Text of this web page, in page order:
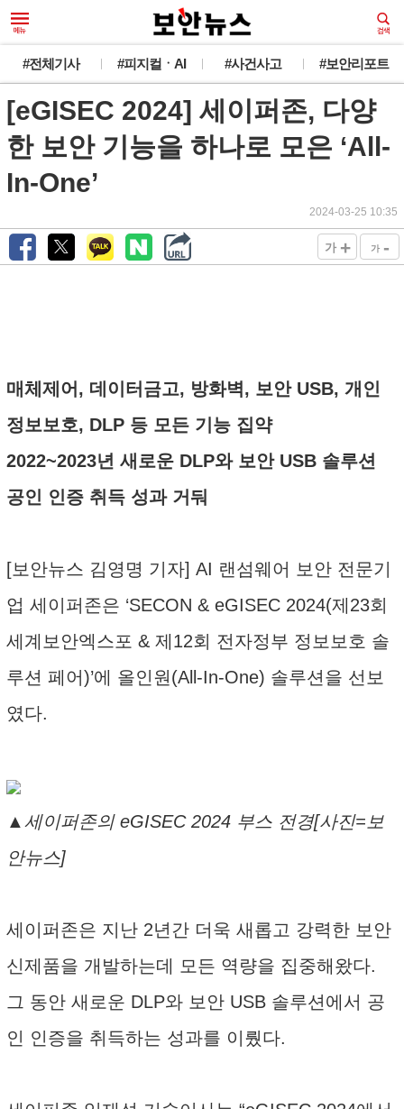
#전체기사 #피지컬ㆍAI #사건사고 #보안리포트
[eGISEC 2024] 세이퍼존, 다양
한 보안 기능을 하나로 모은 ‘All-
In-One’
2024-03-25 10:35
가 + 가 -
매체제어, 데이터금고, 방화벽, 보안 USB, 개인
정보보호, DLP 등 모든 기능 집약
2022~2023년 새로운 DLP와 보안 USB 솔루션
공인 인증 취득 성과 거둬
[보안뉴스 김영명 기자] AI 랜섬웨어 보안 전문기
업 세이퍼존은 ‘SECON & eGISEC 2024(제23회
세계보안엑스포 & 제12회 전자정부 정보보호 솔
루션 페어)’에 올인원(All-In-One) 솔루션을 선보
였다.
▲세이퍼존의 eGISEC 2024 부스 전경[사진=보
안뉴스]
세이퍼존은 지난 2년간 더욱 새롭고 강력한 보안
신제품을 개발하는데 모든 역량을 집중해왔다.
그 동안 새로운 DLP와 보안 USB 솔루션에서 공
인 인증을 취득하는 성과를 이뤘다.